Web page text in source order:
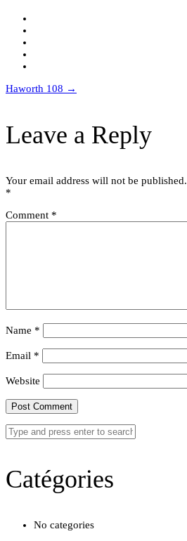
Post
Haworth 108 →
Leave a Reply
Your email address will not be published.
*
Comment *
Name *
Email *
Website
Catégories
No categories